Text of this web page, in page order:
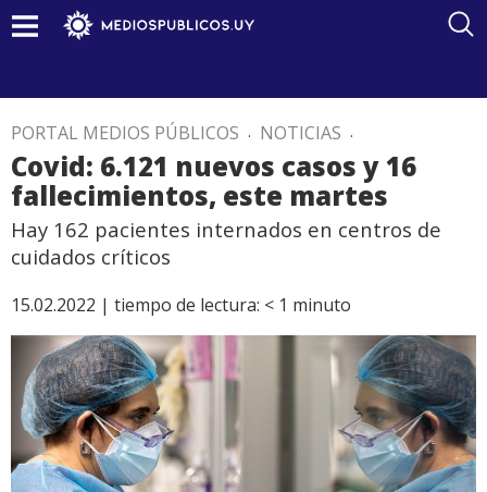
PORTAL MEDIOS PÚBLICOS . NOTICIAS .
Covid: 6.121 nuevos casos y 16
fallecimientos, este martes
Hay 162 pacientes internados en centros de
cuidados críticos
15.02.2022 | tiempo de lectura: < 1 minuto